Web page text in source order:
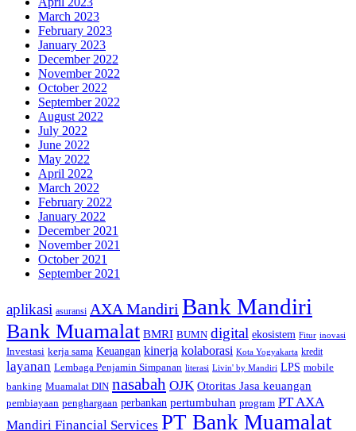
March 2023
February 2023
January 2023
December 2022
November 2022
October 2022
September 2022
August 2022
July 2022
June 2022
May 2022
April 2022
March 2022
February 2022
January 2022
December 2021
November 2021
October 2021
September 2021
aplikasi asuransi AXA Mandiri Bank Mandiri
Bank Muamalat BMRI BUMN digital ekosistem Fitur inovasi
Investasi kerja sama Keuangan kinerja kolaborasi Kota Yogyakarta kredit
layanan Lembaga Penjamin Simpanan literasi Livin' by Mandiri LPS mobile
banking Muamalat DIN nasabah OJK Otoritas Jasa keuangan
pembiayaan penghargaan perbankan pertumbuhan program PT AXA
Mandiri Financial Services PT Bank Muamalat